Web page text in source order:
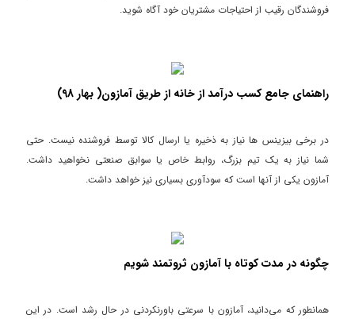
فروشندگان رقیب از احتیاجات مشتریان خود آگاه شوید.
راهنمای جامع کسب درآمد از خانه از طریق آمازون( بهار 98)
در برخی بیزینس ها نیاز به ذخیره یا ارسال کالا توسط فروشنده نیست. حتی
شما نیاز به یک تیم بزرگ، روابط خاص یا سوابق صنعتی نخواهید داشت.
آمازون یکی از آنها است که سودآوری بسیاری نیز خواهد داشت.
چگونه در مدت کوتاه با آمازون ثروتمند شویم
همانطور که می‌دانید، آمازون با سرعتی باورنکردنی در حال رشد است. در این